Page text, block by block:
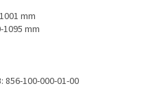
mm
1095 mm
100-000-01-00